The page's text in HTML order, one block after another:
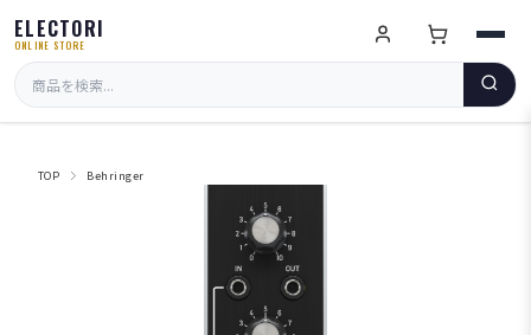
ELECTORI
ONLINE STORE
TOP Behringer